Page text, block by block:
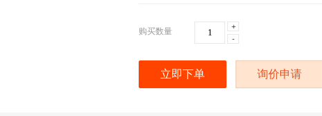
购买数量
+
-
立即下单 询价申请